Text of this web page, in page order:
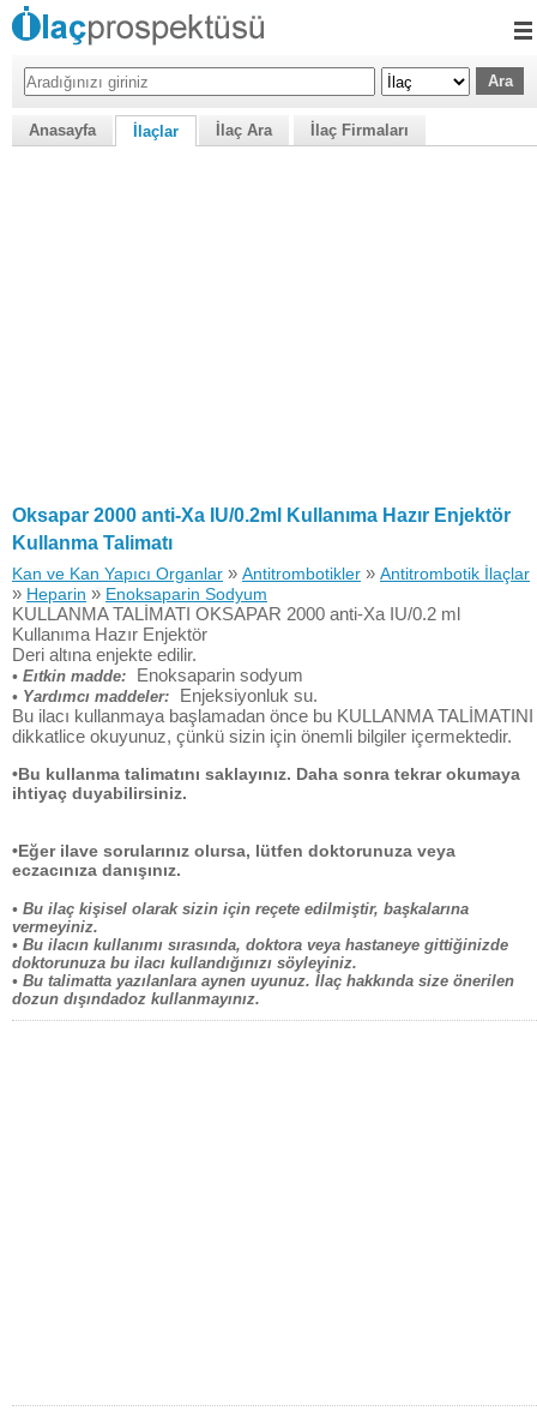
Anasayfa İlaçlar İlaç Ara İlaç Firmaları
Oksapar 2000 anti-Xa IU/0.2ml Kullanıma Hazır Enjektör
Kullanma Talimatı
Kan ve Kan Yapıcı Organlar » Antitrombotikler » Antitrombotik İlaçlar
» Heparin » Enoksaparin Sodyum
KULLANMA TALİMATI OKSAPAR 2000 anti-Xa IU/0.2 ml
Kullanıma Hazır Enjektör
Deri altına enjekte edilir.
• Eıtkin madde: Enoksaparin sodyum
• Yardımcı maddeler:
Enjeksiyonluk su.
Bu ilacı kullanmaya başlamadan önce bu KULLANMA TALİMATINI
dikkatlice okuyunuz, çünkü sizin için önemli bilgiler içermektedir.
•Bu kullanma talimatını saklayınız. Daha sonra tekrar okumaya
ihtiyaç duyabilirsiniz.
•Eğer ilave sorularınız olursa, lütfen doktorunuza veya
eczacınıza danışınız.
• Bu ilaç kişisel olarak sizin için reçete edilmiştir, başkalarına
vermeyiniz.
• Bu ilacın kullanımı sırasında, doktora veya hastaneye gittiğinizde
doktorunuza bu ilacı kullandığınızı söyleyiniz.
• Bu talimatta yazılanlara aynen uyunuz. İlaç hakkında size önerilen
dozun dışındadoz kullanmayınız.